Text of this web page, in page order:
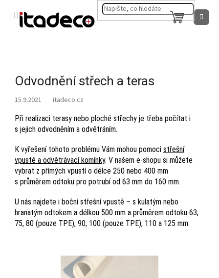
NÁKUPNÍ
KOŠÍK
Odvodnění střech a teras
15.9.2021
Při realizaci terasy nebo ploché střechy je třeba počítat i
s jejich odvodněním a odvětráním.
K vyřešení tohoto problému Vám mohou pomoci střešní
vpustě a odvětrávací komínky. V našem e-shopu si můžete
vybrat z přímých vpustí o délce 250 nebo 400 mm
s průměrem odtoku pro potrubí od 63 mm do 160 mm.
U nás najdete i boční střešní vpustě – s kulatým nebo
hranatým odtokem a délkou 500 mm a průměrem odtoku 63,
75, 80 (pouze TPE), 90, 100 (pouze TPE), 110 a 125 mm.